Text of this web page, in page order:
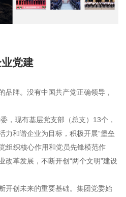
党建
品牌。没有中国共产党正确领导，
，现有基层党支部（总支）13个，
力和谐企业为目标，积极开展“堡垒
组织核心作用和党员先锋模范作
改革发展，不断开创“两个文明”建设
开创未来的重要基础。集团党委始